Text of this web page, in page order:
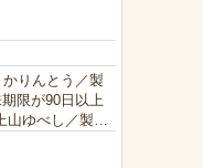
りんとう／製